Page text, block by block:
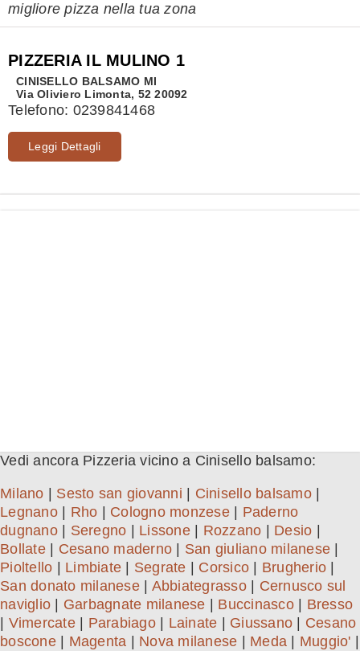
migliore pizza nella tua zona
PIZZERIA IL MULINO 1
CINISELLO BALSAMO MI
Via Oliviero Limonta, 52 20092
Telefono: 0239841468
Leggi Dettagli
Vedi ancora Pizzeria vicino a Cinisello balsamo:
Milano Sesto san giovanni Cinisello balsamo|
Legnano| Rho Cologno monzese| Paderno
dugnano| Seregno Lissone| Rozzano Desio
Bollate| Cesano maderno San giuliano milanese
Pioltello
Limbiate Segrate Corsico Brugherio
San donato milanese| Abbiategrasso| Cernusco sul
naviglio
Garbagnate milanese Buccinasco| Bresso
Vimercate| Parabiago| Lainate Giussano
Cesano
boscone| Magenta Nova milanese Meda Muggio'